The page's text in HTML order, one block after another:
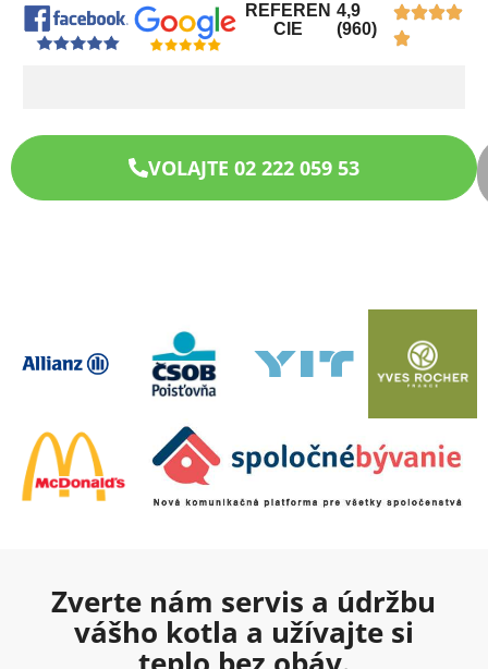
REFEREN
CIE
4,9
(960)
VOLAJTE 02 222 059 53
Zverte nám servis a údržbu
vášho kotla a užívajte si